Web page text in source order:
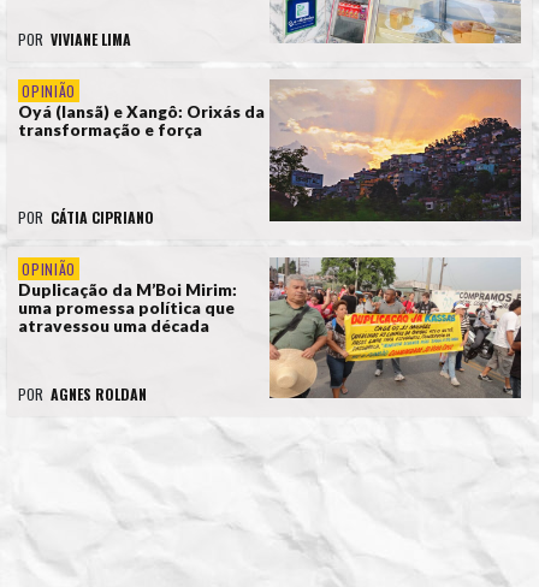
POR VIVIANE LIMA
OPINIÃO
Oyá (Iansã) e Xangô: Orixás da
transformação e força
POR CÁTIA CIPRIANO
OPINIÃO
Duplicação da M’Boi Mirim:
uma promessa política que
atravessou uma década
POR AGNES ROLDAN